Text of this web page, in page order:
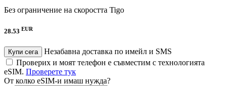
Без ограничение на скоростта Tigo
28.53 EUR
Купи сега
Незабавна доставка по имейл и SMS
Проверих и моят телефон е съвместим с технологията
eSIM. Проверете тук
От колко eSIM-и имаш нужда?